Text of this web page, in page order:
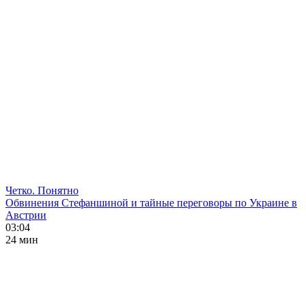
Четко. Понятно
Обвинения Стефаншиной и тайные переговоры по Украине в
Австрии
03:04
24 мин